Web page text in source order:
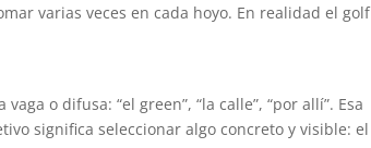
varias veces en cada hoyo. En realidad el golf
o difusa: “el green”, “la calle”, “por allí”. Esa
significa seleccionar algo concreto y visible: el